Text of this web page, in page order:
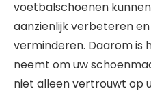
voetbalschoenen
aanzienlijk verbeteren
verminderen. Daarom is
neemt om uw
niet alleen vertrouwt op